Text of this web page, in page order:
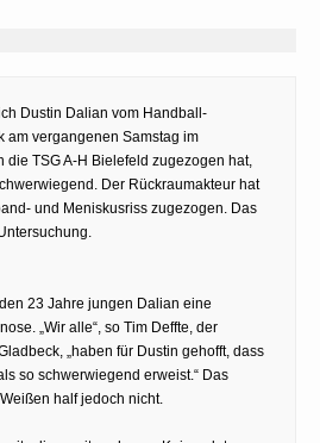
Dustin Dalian vom Handball-
am vergangenen Samstag im
die TSG A-H Bielefeld zugezogen hat,
Der Rückraumakteur hat
und Meniskusriss zugezogen. Das
23 Jahre jungen Dalian eine
„Wir alle“, so Tim Deffte, der
„haben für Dustin gehofft, dass
so schwerwiegend erweist.“ Das
half jedoch nicht.